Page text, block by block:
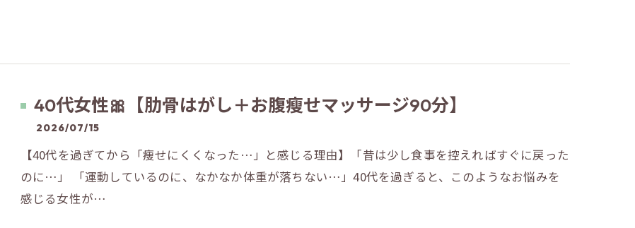
40代女性🎀【肋骨はがし＋お腹瘦せマッサージ90分】
2026/07/15
【40代を過ぎてから「痩せにくくなった…」と感じる理由】「昔は少し食事を控えればすぐに戻った
のに…」 「運動しているのに、なかなか体重が落ちない…」40代を過ぎると、このようなお悩みを
感じる女性が…